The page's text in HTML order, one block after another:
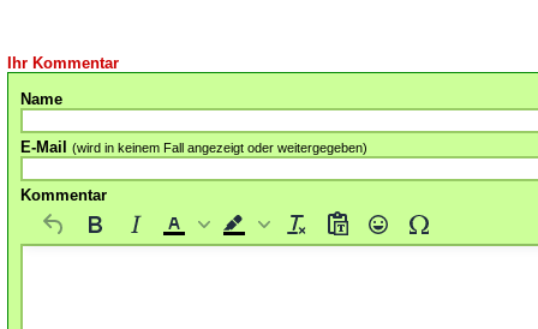
Ihr Kommentar
Name
E-Mail (wird in keinem Fall angezeigt oder weitergegeben)
Kommentar